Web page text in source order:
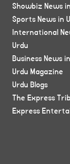
Showbiz News
Sports News in
International
Urdu
Business News
Urdu Magazine
Urdu Blogs
The Express
Express